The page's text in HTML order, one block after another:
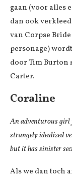
gaan (voor alles
dan ook
van Corpse
personage)
door Tim Burton
Carter.
Coraline
An adventurous girl
strangely idealized
but it has sinister
Als we dan toch